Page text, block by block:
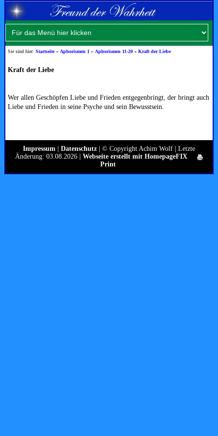
Sie sind hier:Startseite» Aphorismen 1 » Aphorismen 11-20 »Kraft der Liebe
Kraft der Liebe
Wer allen Geschöpfen Liebe und Frieden entgegenbringt, der bringt auch
Liebe und Frieden in seine Psyche und sein Bewusstsein.
Impressum Datenschutz | © Copyright Achim Wolf | Letzte
Änderung: 03.08.2026 | Webseite erstellt mit HomepageFIX
Print